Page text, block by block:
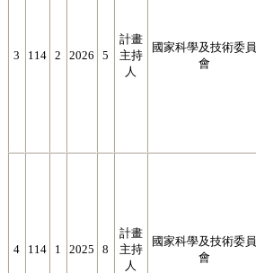
3 114 2 2026 5
計畫
主持
人
國家科學及技術委員
會
4 114 1 2025 8
計畫
主持
人
國家科學及技術委員
會